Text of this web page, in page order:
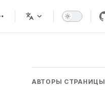
АВТОРЫ СТРАНИЦЫ